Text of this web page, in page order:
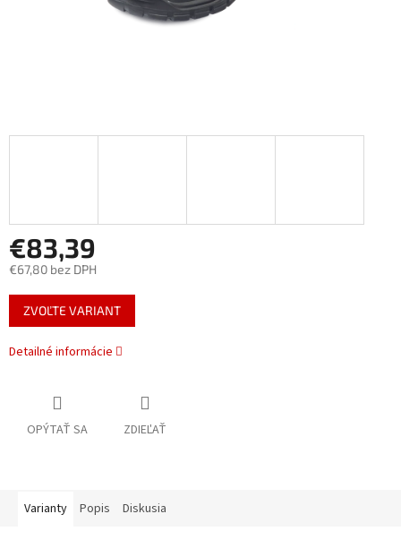
€83,39
€67,80 bez DPH
Jednotková
cena:
ZVOĽTE VARIANT
Detailné informácie
OPÝTAŤ SA ZDIEĽAŤ
Varianty Popis Diskusia